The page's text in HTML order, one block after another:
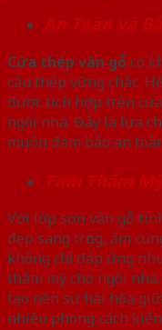
An Toàn và
Cửa thép vân gỗ có
cấu thép vững chắc.
được tích hợp trên
ngôi nhà. Đây là lựa
muốn đảm bảo an
Tính Thẩm
Với lớp sơn vân gỗ
đẹp sang trọng, ấm
không chỉ đáp ứng
thẩm mỹ cho ngôi
tạo nên sự hài hòa
nhiều phong cách